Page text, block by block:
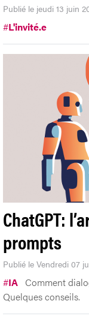
Publié le jeudi 13 juin
#L'invité.e
ChatGPT:
prompts
Publié le Vendredi 07
#IA Comment
Quelques conseils.